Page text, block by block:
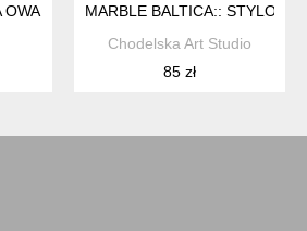
OWAD – BIŻUTERIA FANTASY Z HAFTEM
MARBLE BALTICA:: STYLOWA
Chodelska Art Studio
85 zł